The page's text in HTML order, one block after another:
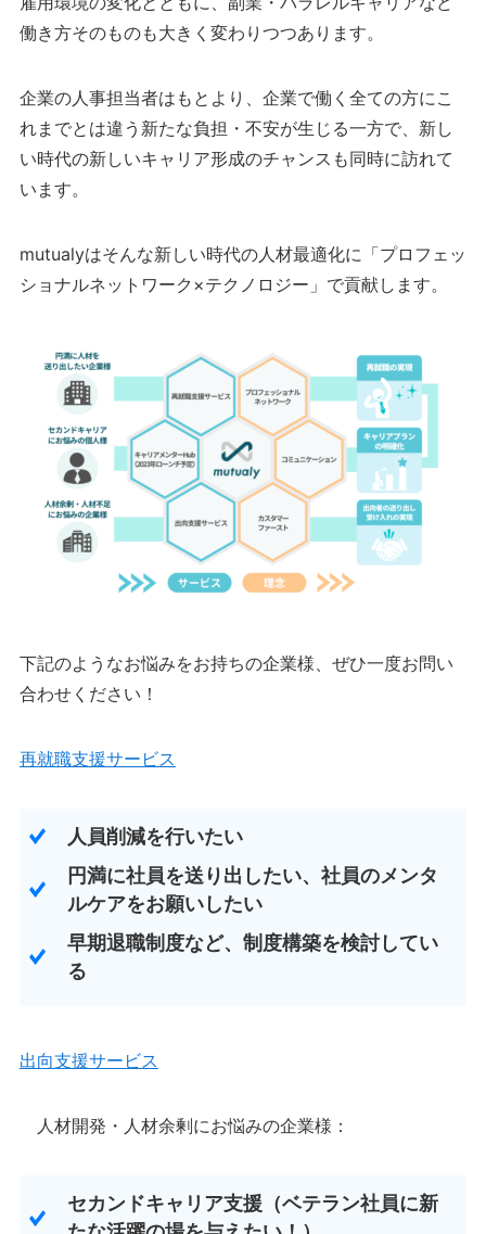
働き方そのものも大きく変わりつつあります。
企業の人事担当者はもとより、企業で働く全ての方にこ
れまでとは違う新たな負担・不安が生じる一方で、新し
い時代の新しいキャリア形成のチャンスも同時に訪れて
います。
mutualyはそんな新しい時代の人材最適化に「プロフェッ
ショナルネットワーク×テクノロジー」で貢献します。
下記のようなお悩みをお持ちの企業様、ぜひ一度お問い
合わせください！
再就職支援サービス
人員削減を行いたい
円満に社員を送り出したい、社員のメンタ
ルケアをお願いしたい
早期退職制度など、制度構築を検討してい
る
出向支援サービス
人材開発・人材余剰にお悩みの企業様：
セカンドキャリア支援（ベテラン社員に新